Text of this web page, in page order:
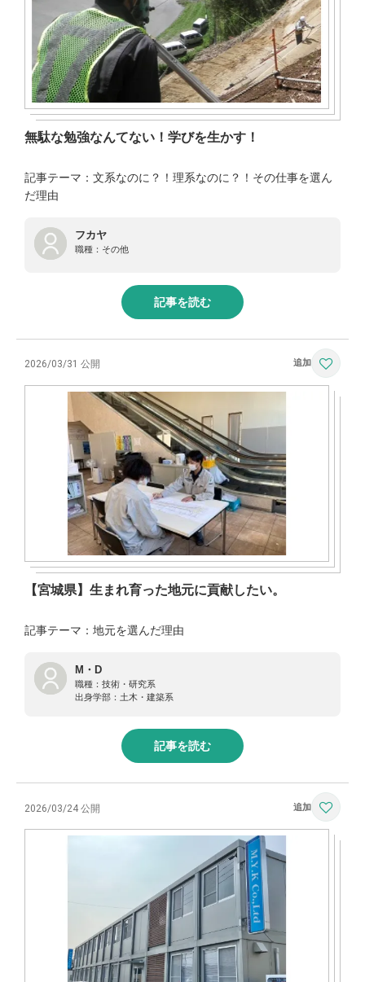
無駄な勉強なんてない！学びを生かす！
記事テーマ：文系なのに？！理系なのに？！その仕事を選ん
だ理由
フカヤ
職種： その他
記事を読む
2026/03/31 公開
【宮城県】生まれ育った地元に貢献したい。
記事テーマ：地元を選んだ理由
M・D
職種： 技術・研究系
出身学部： 土木・建築系
記事を読む
2026/03/24 公開